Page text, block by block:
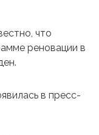
что
реновации в
в пресс-